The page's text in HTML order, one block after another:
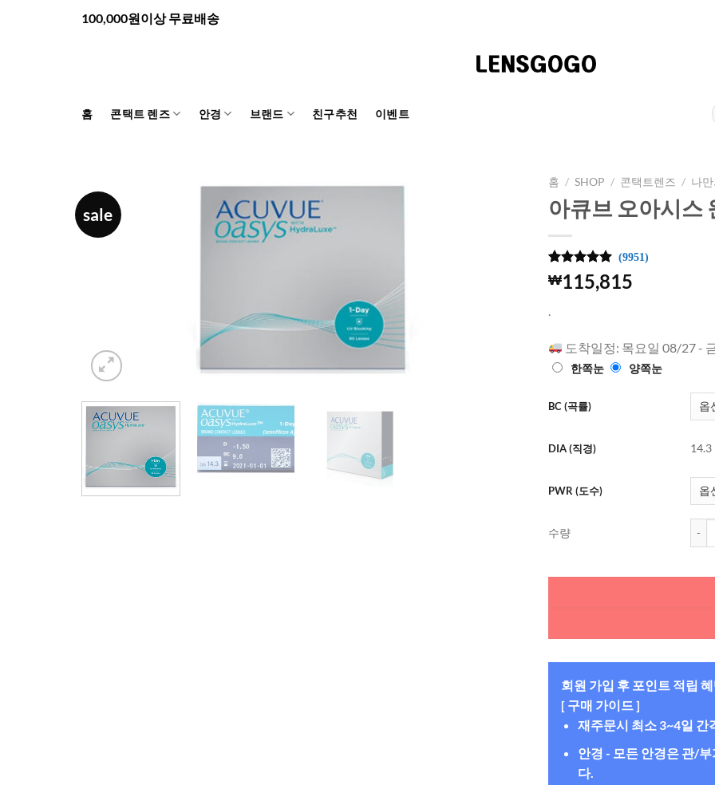
100,000원이상 무료배송
홈 콘택트 렌즈 안경 브랜드 친구추천 이벤트
sale
홈 / SHOP / 콘택트렌즈 / 나
아큐브 오아시스
4.99 개의
고객 평가
로 5점 만
9951
(9951)
₩115,815
도착일정: 목요일 08/27 -
한쪽눈 양쪽눈
BC (곡률)
DIA (직경) 14.3
PWR (도수)
수량
아큐
회원 가입 후 포인트 적립
[ 구매 가이드 ]
재주문시 최소 3~4일 간
안경 - 모든 안경은 관/
다.